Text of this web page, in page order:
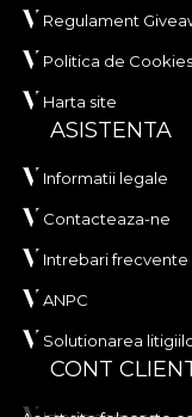
Regulament
Politica de Cookies
Harta site
ASISTENTA
Informatii legale
Contacteaza-ne
Intrebari frecvente
ANPC
Solutionarea
CONT